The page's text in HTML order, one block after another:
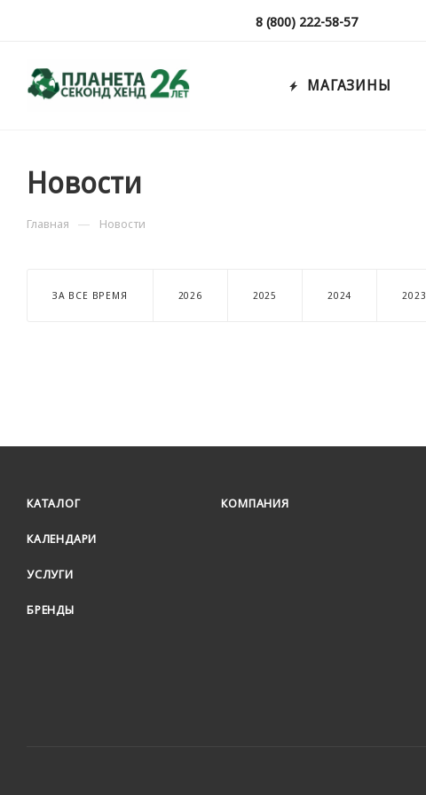
8 (800) 222-58-57
МАГАЗИНЫ
Новости
Главная — Новости
ЗА ВСЕ ВРЕМЯ 2026 2025 2024 2023
КАТАЛОГ
КАЛЕНДАРИ
УСЛУГИ
БРЕНДЫ
КОМПАНИЯ